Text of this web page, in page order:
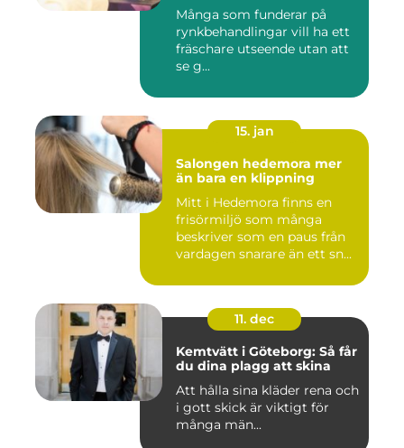
Många som funderar på
rynkbehandlingar vill ha ett
fräschare utseende utan att
se g...
15. jan
Salongen hedemora mer
än bara en klippning
Mitt i Hedemora finns en
frisörmiljö som många
beskriver som en paus från
vardagen snarare än ett sn...
11. dec
Kemtvätt i Göteborg: Så får
du dina plagg att skina
Att hålla sina kläder rena och
i gott skick är viktigt för
många män...